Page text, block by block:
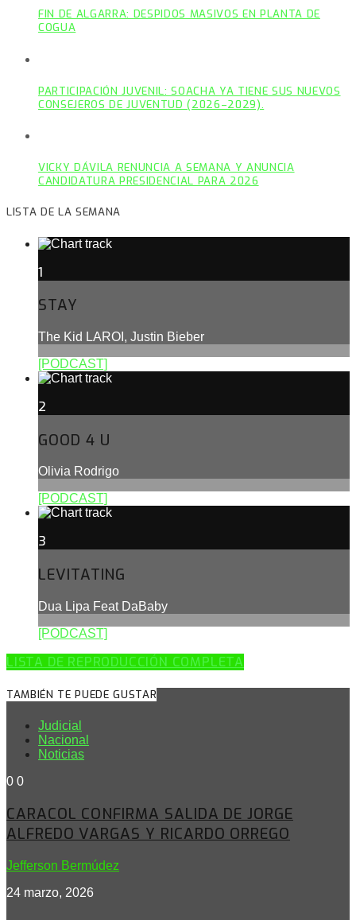
FIN DE ALGARRA: DESPIDOS MASIVOS EN PLANTA DE
COGUA
PARTICIPACIÓN JUVENIL: SOACHA YA TIENE SUS NUEVOS
CONSEJEROS DE JUVENTUD (2026–2029).
VICKY DÁVILA RENUNCIA A SEMANA Y ANUNCIA
CANDIDATURA PRESIDENCIAL PARA 2026
LISTA DE LA SEMANA
1
STAY
The Kid LAROI, Justin Bieber
[PODCAST]
2
GOOD 4 U
Olivia Rodrigo
[PODCAST]
3
LEVITATING
Dua Lipa Feat DaBaby
[PODCAST]
LISTA DE REPRODUCCIÓN COMPLETA
TAMBIÉN TE PUEDE GUSTAR
Judicial
Nacional
Noticias
0 0
CARACOL CONFIRMA SALIDA DE JORGE
ALFREDO VARGAS Y RICARDO ORREGO
Jefferson Bermúdez
24 marzo, 2026